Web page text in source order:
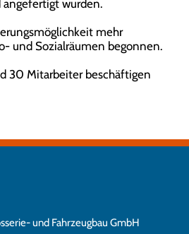
wurden.
mehr
und Sozialräumen begonnen.
30 Mitarbeiter beschäftigen
und Fahrzeugbau GmbH